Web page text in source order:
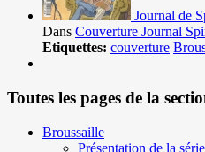
Journal de
Dans Couverture Journal
Etiquettes: couverture
Toutes les pages de la
Broussaille
Présentation de la